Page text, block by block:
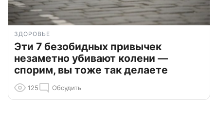
ЗДОРОВЬЕ
Эти 7 безобидных привычек
незаметно убивают колени —
спорим, вы тоже так делаете
125 Обсудить